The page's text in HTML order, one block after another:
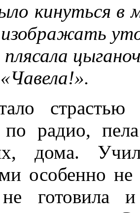
кинуться в
радио,
дома.
особенно не
не готовила